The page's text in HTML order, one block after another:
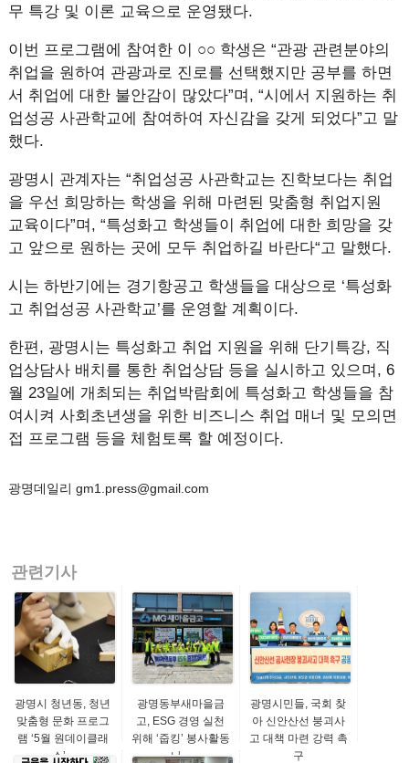
무 특강 및 이론 교육으로 운영됐다.
이번 프로그램에 참여한 이 ○○ 학생은 “관광 관련분야의
취업을 원하여 관광과로 진로를 선택했지만 공부를 하면
서 취업에 대한 불안감이 많았다”며, “시에서 지원하는 취
업성공 사관학교에 참여하여 자신감을 갖게 되었다”고 말
했다.
광명시 관계자는 “취업성공 사관학교는 진학보다는 취업
을 우선 희망하는 학생을 위해 마련된 맞춤형 취업지원
교육이다”며, “특성화고 학생들이 취업에 대한 희망을 갖
고 앞으로 원하는 곳에 모두 취업하길 바란다“고 말했다.
시는 하반기에는 경기항공고 학생들을 대상으로 ‘특성화
고 취업성공 사관학교’를 운영할 계획이다.
한편, 광명시는 특성화고 취업 지원을 위해 단기특강, 직
업상담사 배치를 통한 취업상담 등을 실시하고 있으며, 6
월 23일에 개최되는 취업박람회에 특성화고 학생들을 참
여시켜 사회초년생을 위한 비즈니스 취업 매너 및 모의면
접 프로그램 등을 체험토록 할 예정이다.
광명데일리 gm1.press@gmail.com
관련기사
광명시 청년동, 청년
맞춤형 문화 프로그
램 ‘5월 원데이클래
스’...
광명동부새마을금
고, ESG 경영 실천
위해 ‘줍킹’ 봉사활동
나...
광명시민들, 국회 찾
아 신안산선 붕괴사
고 대책 마련 강력 촉
구